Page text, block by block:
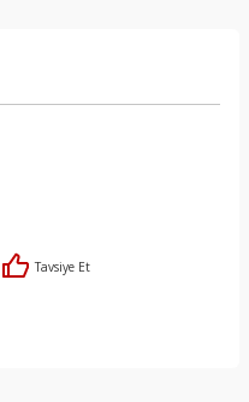
Tavsiye Et